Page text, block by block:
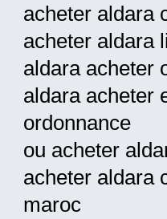
acheter aldara
acheter aldara
aldara acheter
aldara acheter
ordonnance
ou acheter
acheter aldara
maroc